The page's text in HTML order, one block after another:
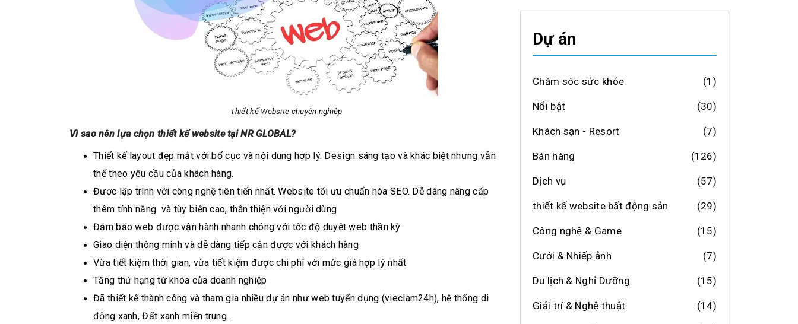
Thiết kế Website chuyên nghiệp
Vì sao nên lựa chọn thiết kế website tại NR GLOBAL?
Thiết kế layout đẹp mắt với bố cục và nội dung hợp lý. Design sáng tạo và khác biệt nhưng vẫn
thể theo yêu cầu của khách hàng.
Được lập trình với công nghệ tiên tiến nhất. Website tối ưu chuẩn hóa SEO. Dễ dàng nâng cấp
thêm tính năng và tùy biến cao, thân thiện với người dùng
Đảm bảo web được vận hành nhanh chóng với tốc độ duyệt web thần kỳ
Giao diện thông minh và dễ dàng tiếp cận được với khách hàng
Vừa tiết kiệm thời gian, vừa tiết kiệm được chi phí với mức giá hợp lý nhất
Tăng thứ hạng từ khóa của doanh nghiệp
Đã thiết kế thành công và tham gia nhiều dự án như web tuyển dụng (vieclam24h), hệ thống di
động xanh, Đất xanh miền trung…
Dự án
Chăm sóc sức khỏe (1)
Nổi bật (30)
Khách sạn - Resort (7)
Bán hàng (126)
Dịch vụ (57)
thiết kế website bất động sản (29)
Công nghệ & Game (15)
Cưới & Nhiếp ảnh (7)
Du lịch & Nghỉ Dưỡng (15)
Giải trí & Nghệ thuật (14)